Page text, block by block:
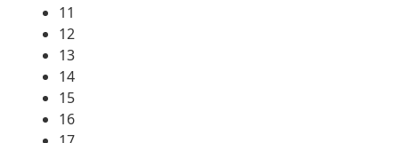
11
12
13
14
15
16